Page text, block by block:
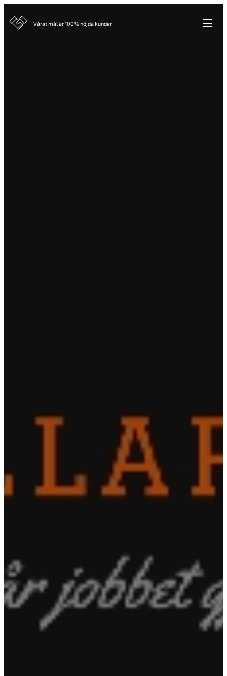
Vårat mål är 100% nöjda kunder